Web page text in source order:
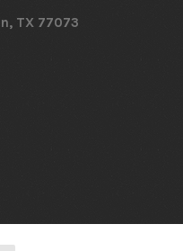
TX 77073